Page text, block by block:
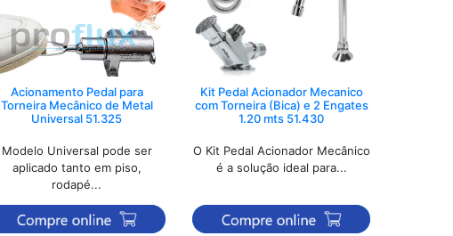
Acionamento Pedal para
Torneira Mecânico de Metal
Universal 51.325
Modelo Universal pode ser
aplicado tanto em piso,
rodapé...
Kit Pedal Acionador Mecanico
com Torneira (Bica) e 2 Engates
1.20 mts 51.430
O Kit Pedal Acionador Mecânico
é a solução ideal para...